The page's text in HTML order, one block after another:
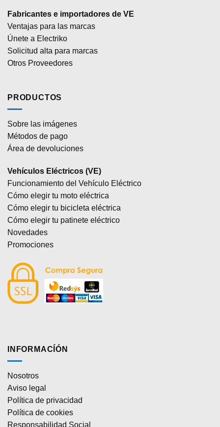
Fabricantes e importadores de VE
Ventajas para las marcas
Únete a Electriko
Solicitud alta para marcas
Otros Proveedores
PRODUCTOS
Sobre las imágenes
Métodos de pago
Área de devoluciones
Vehículos Eléctricos (VE)
Funcionamiento del Vehículo Eléctrico
Cómo elegir tu moto eléctrica
Cómo elegir tu bicicleta eléctrica
Cómo elegir tu patinete eléctrico
Novedades
Promociones
INFORMACÍÓN
Nosotros
Aviso legal
Política de privacidad
Política de cookies
Responsabilidad Social